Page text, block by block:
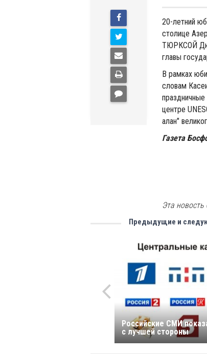
20-летний
столице
ТЮРКСОЙ
главы
В рамках
словам
центре
алан"
Газета
Эта
Предыдущие и
Pоссийские СМИ
с лучшей стороны